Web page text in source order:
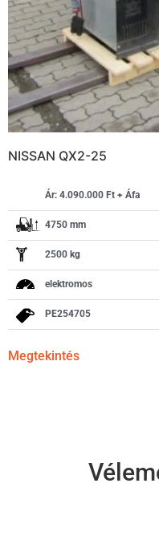
NISSAN QX2-25
Ár: 4.090.000 Ft + Áfa
4750 mm
2500 kg
elektromos
PE254705
Megtekintés